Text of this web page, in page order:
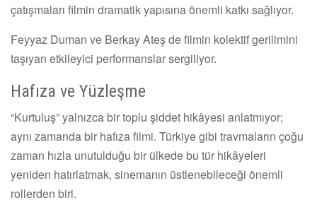
çatışmaları filmin dramatik yapısına önemli katkı sağlıyor.
Feyyaz Duman ve Berkay Ateş de filmin kolektif gerilimini
taşıyan etkileyici performanslar sergiliyor.
Hafıza ve Yüzleşme
“Kurtuluş” yalnızca bir toplu şiddet hikâyesi anlatmıyor;
aynı zamanda bir hafıza filmi. Türkiye gibi travmaların çoğu
zaman hızla unutulduğu bir ülkede bu tür hikâyeleri
yeniden hatırlatmak, sinemanın üstlenebileceği önemli
rollerden biri.